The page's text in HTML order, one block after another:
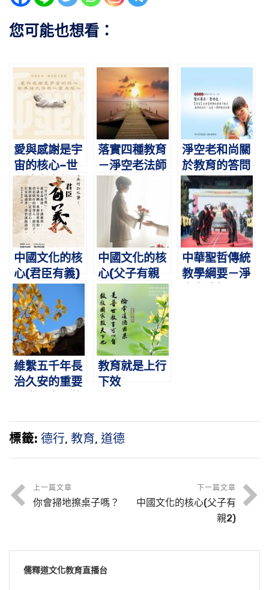
您可能也想看：
愛與感謝是宇
宙的核心–世
界諸大宗教以
愛為核心
落實四種教育
－淨空老法師
淨空老和尚關
於教育的答問
中國文化的核
心(君臣有義)
中國文化的核
心(父子有親
2)
中華聖哲傳統
教學綱要－淨
維繫五千年長
治久安的重要
教育就是上行
下效
標籤: 德行, 教育, 道德
上一篇文章
你會掃地擦桌子嗎？
下一篇文章
中國文化的核心(父子有
親2)
儒釋道文化教育直播台